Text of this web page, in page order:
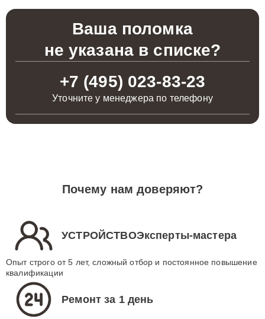
Ваша поломка
не указана в списке?
+7 (495) 023-83-23
Уточните у менеджера по телефону
Почему нам доверяют?
УСТРОЙСТВОЭксперты-мастера
Опыт строго от 5 лет, сложный отбор и постоянное повышение
квалификации
Ремонт за 1 день